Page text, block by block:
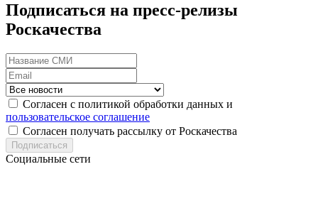
Подписаться на пресс-релизы
Роскачества
Согласен с политикой обработки данных и
пользовательское соглашение
Согласен получать рассылку от Роскачества
Подписаться
Социальные сети